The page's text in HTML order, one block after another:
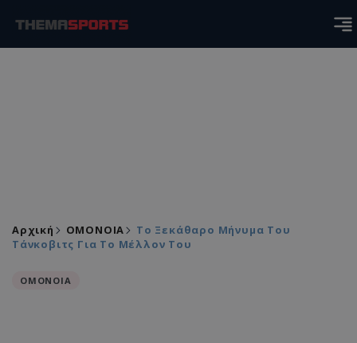
Αρχική ΟΜΟΝΟΙΑ
Το Ξεκάθαρο Μήνυμα Του
Τάνκοβιτς Για Το Μέλλον Του
ΟΜΟΝΟΙΑ